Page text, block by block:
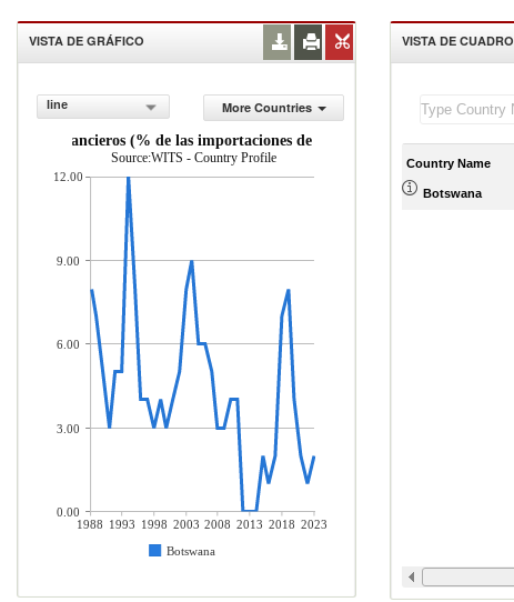
VISTA DE GRÁFICO
line
More Countries
financieros (% de las importaciones de servicios comerciales)
Source:WITS - Country Profile
1988 1993 1998 2003 2008 2013 2018 2023
Botswana
12.00
9.00
6.00
3.00
0.00
VISTA DE CUADRO
Country Name
Botswana